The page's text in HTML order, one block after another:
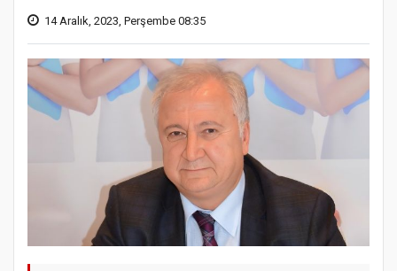
14 Aralık, 2023, Perşembe 08:35